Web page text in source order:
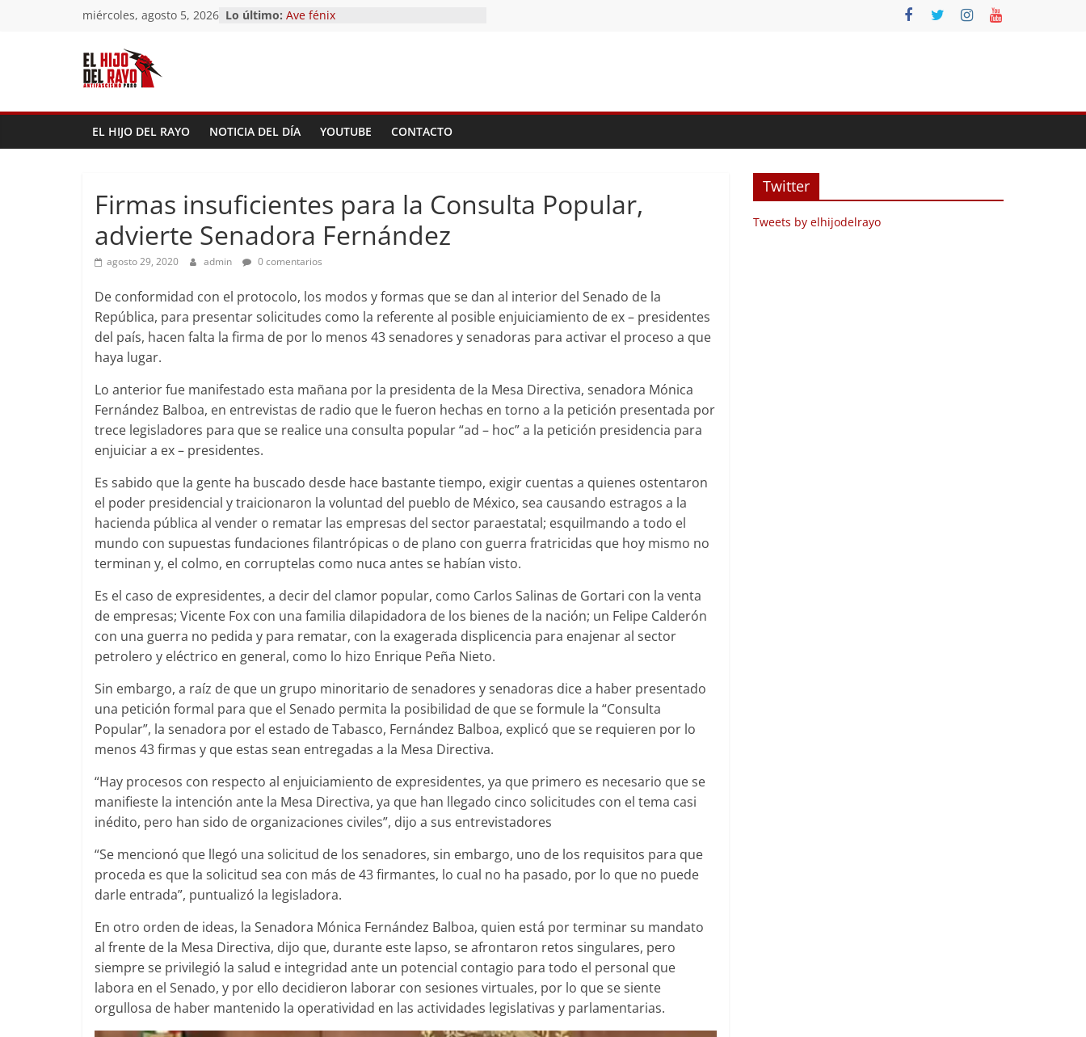
miércoles, agosto 5, 2026 Lo último: Pandemonium)
EL HIJO DEL RAYO NOTICIA DEL DÍA YOUTUBE CONTACTO
Firmas insuficientes para la Consulta Popular,
advierte Senadora Fernández
agosto 29, 2020 admin 0 comentarios
De conformidad con el protocolo, los modos y formas que se dan al interior del Senado de la
República, para presentar solicitudes como la referente al posible enjuiciamiento de ex – presidentes
del país, hacen falta la firma de por lo menos 43 senadores y senadoras para activar el proceso a que
haya lugar.
Lo anterior fue manifestado esta mañana por la presidenta de la Mesa Directiva, senadora Mónica
Fernández Balboa, en entrevistas de radio que le fueron hechas en torno a la petición presentada por
trece legisladores para que se realice una consulta popular “ad – hoc” a la petición presidencia para
enjuiciar a ex – presidentes.
Es sabido que la gente ha buscado desde hace bastante tiempo, exigir cuentas a quienes ostentaron
el poder presidencial y traicionaron la voluntad del pueblo de México, sea causando estragos a la
hacienda pública al vender o rematar las empresas del sector paraestatal; esquilmando a todo el
mundo con supuestas fundaciones filantrópicas o de plano con guerra fratricidas que hoy mismo no
terminan y, el colmo, en corruptelas como nuca antes se habían visto.
Es el caso de expresidentes, a decir del clamor popular, como Carlos Salinas de Gortari con la venta
de empresas; Vicente Fox con una familia dilapidadora de los bienes de la nación; un Felipe Calderón
con una guerra no pedida y para rematar, con la exagerada displicencia para enajenar al sector
petrolero y eléctrico en general, como lo hizo Enrique Peña Nieto.
Sin embargo, a raíz de que un grupo minoritario de senadores y senadoras dice a haber presentado
una petición formal para que el Senado permita la posibilidad de que se formule la “Consulta
Popular”, la senadora por el estado de Tabasco, Fernández Balboa, explicó que se requieren por lo
menos 43 firmas y que estas sean entregadas a la Mesa Directiva.
“Hay procesos con respecto al enjuiciamiento de expresidentes, ya que primero es necesario que se
manifieste la intención ante la Mesa Directiva, ya que han llegado cinco solicitudes con el tema casi
inédito, pero han sido de organizaciones civiles”, dijo a sus entrevistadores
“Se mencionó que llegó una solicitud de los senadores, sin embargo, uno de los requisitos para que
proceda es que la solicitud sea con más de 43 firmantes, lo cual no ha pasado, por lo que no puede
darle entrada”, puntualizó la legisladora.
En otro orden de ideas, la Senadora Mónica Fernández Balboa, quien está por terminar su mandato
al frente de la Mesa Directiva, dijo que, durante este lapso, se afrontaron retos singulares, pero
siempre se privilegió la salud e integridad ante un potencial contagio para todo el personal que
labora en el Senado, y por ello decidieron laborar con sesiones virtuales, por lo que se siente
orgullosa de haber mantenido la operatividad en las actividades legislativas y parlamentarias.
Twitter
Tweets by elhijodelrayo